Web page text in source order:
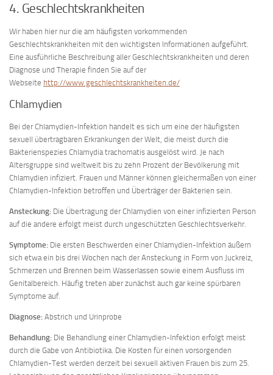
4. Geschlechtskrankheiten
Wir haben hier nur die am häufigsten vorkommenden
Geschlechtskrankheiten mit den wichtigsten Informationen aufgeführt.
Eine ausführliche Beschreibung aller Geschlechtskrankheiten und deren
Diagnose und Therapie finden Sie auf der
Webseite http://www.geschlechtskrankheiten.de/
Chlamydien
Bei der Chlamydien-Infektion handelt es sich um eine der häufigsten
sexuell übertragbaren Erkrankungen der Welt, die meist durch die
Bakterienspezies Chlamydia trachomatis ausgelöst wird. Je nach
Altersgruppe sind weltweit bis zu zehn Prozent der Bevölkerung mit
Chlamydien infiziert. Frauen und Männer können gleichermaßen von einer
Chlamydien-Infektion betroffen und Überträger der Bakterien sein.
Ansteckung: Die Übertragung der Chlamydien von einer infizierten Person
auf die andere erfolgt meist durch ungeschützten Geschlechtsverkehr.
Symptome: Die ersten Beschwerden einer Chlamydien-Infektion äußern
sich etwa ein bis drei Wochen nach der Ansteckung in Form von Juckreiz,
Schmerzen und Brennen beim Wasserlassen sowie einem Ausfluss im
Genitalbereich. Häufig treten aber zunächst auch gar keine spürbaren
Symptome auf.
Diagnose: Abstrich und Urinprobe
Behandlung: Die Behandlung einer Chlamydien-Infektion erfolgt meist
durch die Gabe von Antibiotika. Die Kosten für einen vorsorgenden
Chlamydien-Test werden derzeit bei sexuell aktiven Frauen bis zum 25.